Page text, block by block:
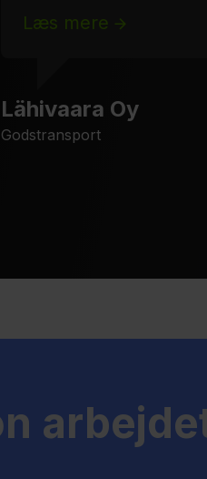
Læs mere
Lähivaara Oy
Godstransport